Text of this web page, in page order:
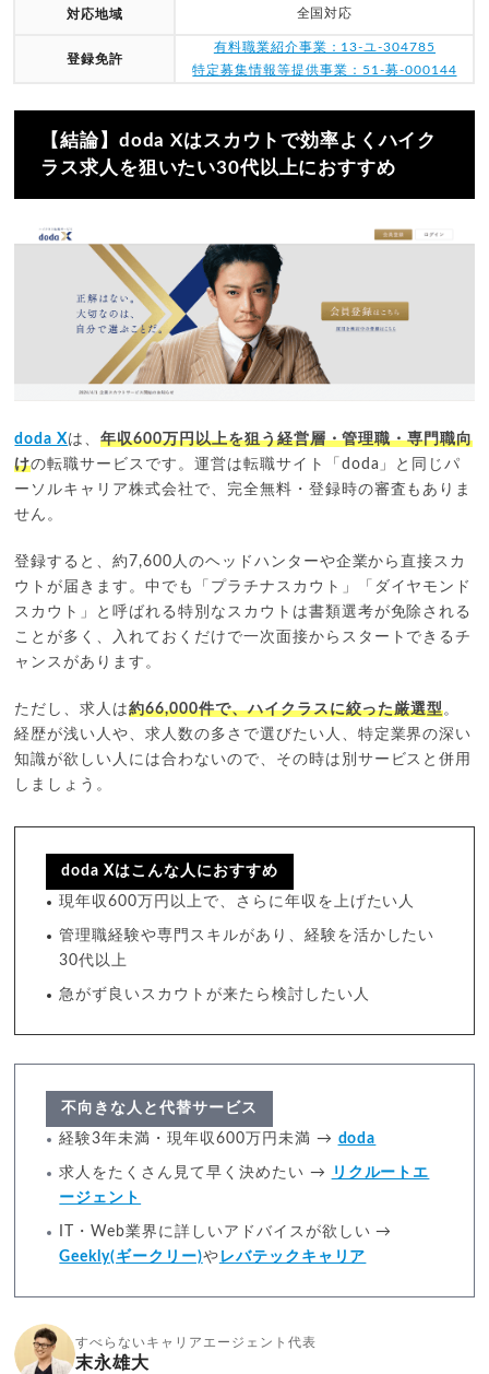
対応地域 全国対応
登録免許
有料職業紹介事業：13-ユ-304785
特定募集情報等提供事業：51-募-000144
【結論】doda Xはスカウトで効率よくハイク
ラス求人を狙いたい30代以上におすすめ
doda Xは、年収600万円以上を狙う経営層・管理職・専門職向
けの転職サービスです。運営は転職サイト「doda」と同じパ
ーソルキャリア株式会社で、完全無料・登録時の審査もありま
せん。
登録すると、約7,600人のヘッドハンターや企業から直接スカ
ウトが届きます。中でも「プラチナスカウト」「ダイヤモンド
スカウト」と呼ばれる特別なスカウトは書類選考が免除される
ことが多く、入れておくだけで一次面接からスタートできるチ
ャンスがあります。
ただし、求人は約66,000件で、ハイクラスに絞った厳選型。
経歴が浅い人や、求人数の多さで選びたい人、特定業界の深い
知識が欲しい人には合わないので、その時は別サービスと併用
しましょう。
doda Xはこんな人におすすめ
現年収600万円以上で、さらに年収を上げたい人
管理職経験や専門スキルがあり、経験を活かしたい
30代以上
急がず良いスカウトが来たら検討したい人
不向きな人と代替サービス
経験3年未満・現年収600万円未満 → doda
求人をたくさん見て早く決めたい →
リクルートエ
ージェント
IT・Web業界に詳しいアドバイスが欲しい →
Geekly(ギークリー)や レバテックキャリア
すべらないキャリアエージェント代表
末永雄大